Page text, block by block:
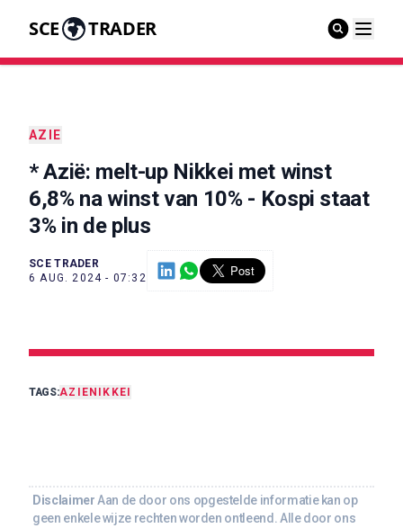
SCE TRADER
AZIE
* Azië: melt-up Nikkei met winst
6,8% na winst van 10% - Kospi staat
3% in de plus
SCE TRADER
6 AUG. 2024 - 07:32
TAGS:AZIE NIKKEI
Disclaimer Aan de door ons opgestelde informatie kan op
geen enkele wijze rechten worden ontleend. Alle door ons